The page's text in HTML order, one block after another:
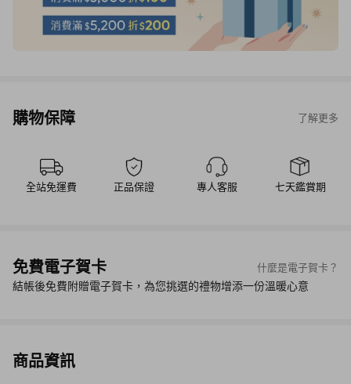
購物保障 了解更多
全站免運費 正品保證 專人客服 七天鑑賞期
免費電子賀卡 什麼是電子賀卡？
結帳後免費附贈電子賀卡，為您挑選的禮物增添一份溫暖心意
商品資訊